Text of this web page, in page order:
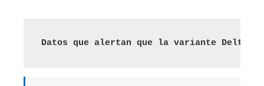
Datos que alertan que la variante Delta